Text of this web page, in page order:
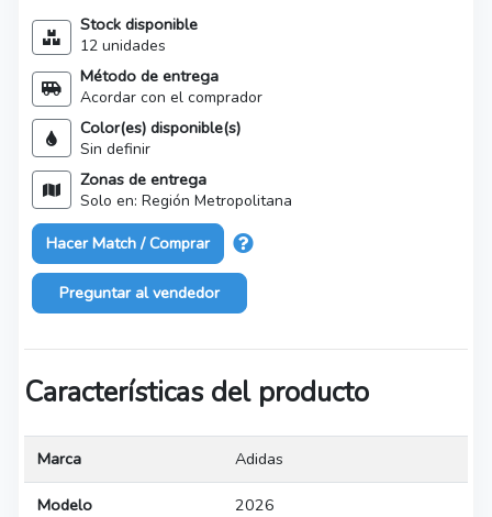
Stock disponible
12 unidades
Método de entrega
Acordar con el comprador
Color(es) disponible(s)
Sin definir
Zonas de entrega
Solo en: Región Metropolitana
Hacer Match / Comprar
Preguntar al vendedor
Características del producto
Marca Adidas
Modelo 2026